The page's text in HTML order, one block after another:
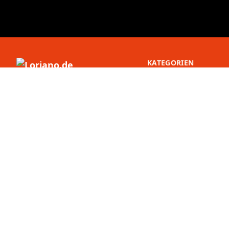
KATEGORIEN